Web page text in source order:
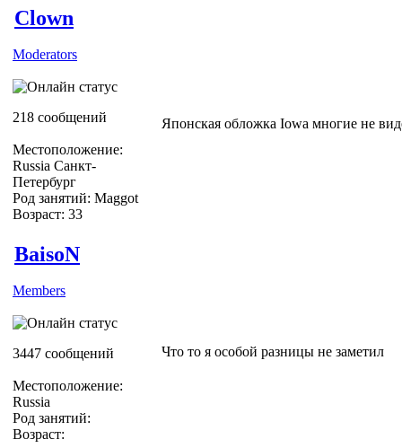
Clown
Moderators
218 сообщений
Местоположение:
Russia Санкт-
Петербург
Род занятий: Maggot
Возраст: 33
Японская обложка Iowa многие не
BaisoN
Members
3447 сообщений
Местоположение:
Russia
Род занятий:
Возраст:
Что то я особой разницы не заметил